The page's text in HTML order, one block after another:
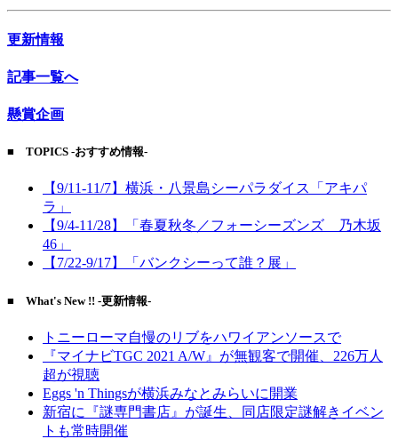
更新情報
記事一覧へ
懸賞企画
■ TOPICS -おすすめ情報-
【9/11-11/7】横浜・八景島シーパラダイス「アキパ
ラ」
【9/4-11/28】「春夏秋冬／フォーシーズンズ 乃木坂
46」
【7/22-9/17】「バンクシーって誰？展」
■ What's New !! -更新情報-
トニーローマ自慢のリブをハワイアンソースで
『マイナビTGC 2021 A/W』が無観客で開催、226万人
超が視聴
Eggs 'n Thingsが横浜みなとみらいに開業
新宿に『謎専門書店』が誕生、同店限定謎解きイベン
トも常時開催